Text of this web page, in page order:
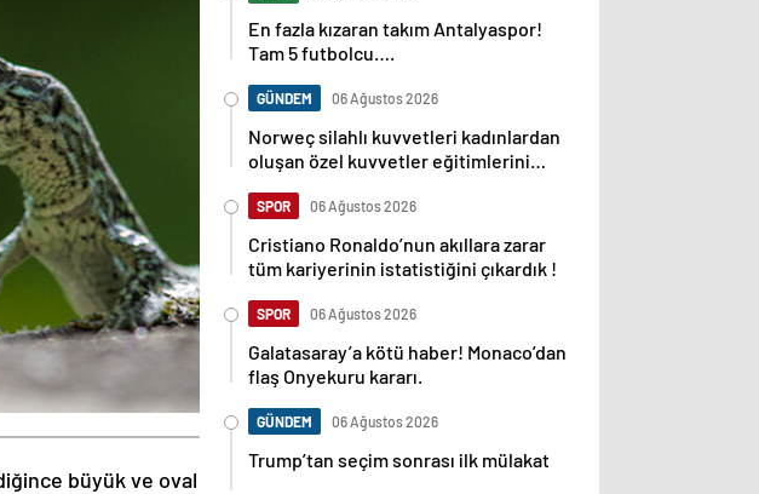
büyük ve oval
En fazla kızaran takım Antalyaspor!
Tam 5 futbolcu….
GÜNDEM 06 Ağustos 2026
Norweç silahlı kuvvetleri kadınlardan
oluşan özel kuvvetler eğitimlerini
SPOR 06 Ağustos 2026
Cristiano Ronaldo’nun akıllara zarar
tüm kariyerinin istatistiğini çıkardık !
SPOR 06 Ağustos 2026
Galatasaray’a kötü haber! Monaco’dan
flaş Onyekuru kararı.
GÜNDEM 06 Ağustos 2026
Trump’tan seçim sonrası ilk mülakat